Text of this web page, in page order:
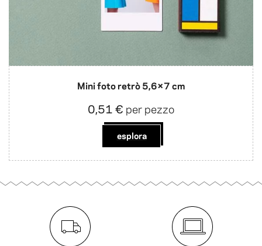
Mini foto retrò 5,6×7 cm
0,51 € per pezzo
esplora